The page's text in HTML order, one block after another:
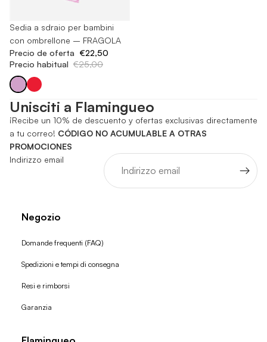
Esaurito
Sedia a sdraio per bambini
con ombrellone – FRAGOLA
Precio de oferta €22,50
Precio habitual €25,00
Unisciti a Flamingueo
¡Recibe un 10% de descuento y ofertas exclusivas directamente
a tu correo! CÓDIGO NO ACUMULABLE A OTRAS
PROMOCIONES
Indirizzo email
Negozio
Domande frequenti (FAQ)
Spedizioni e tempi di consegna
Resi e rimborsi
Garanzia